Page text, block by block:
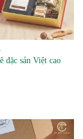
đặc sản Việt cao